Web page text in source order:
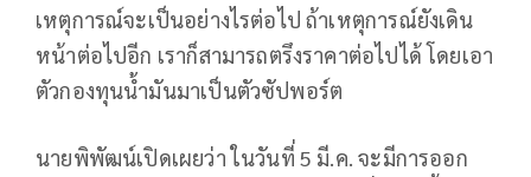
เหตุการณ์จะเป็นอย่างไรต่อไป ถ้าเหตุการณ์ยังเดิน
หน้าต่อไปอีก เราก็สามารถตรึงราคาต่อไปได้ โดยเอา
ตัวกองทุนน้ำมันมาเป็นตัวซัปพอร์ต
นายพิพัฒน์เปิดเผยว่า ในวันที่ 5 มี.ค. จะมีการออก